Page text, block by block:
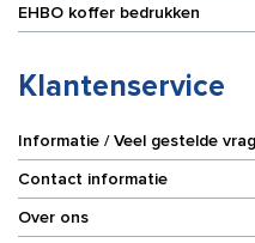
EHBO koffer bedrukken
Klantenservice
Informatie / Veel gestelde
Contact informatie
Over ons